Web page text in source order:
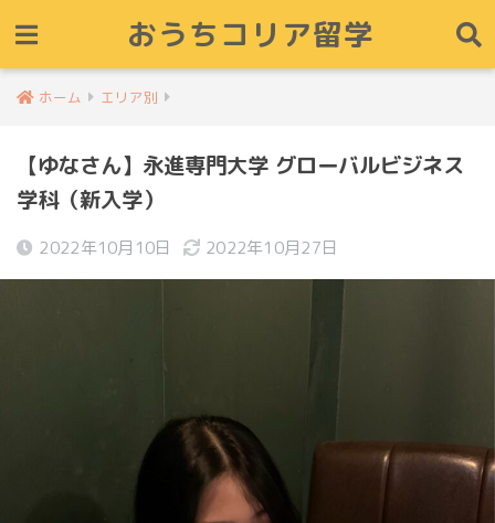
おうちコリア留学
ホーム エリア別
【ゆなさん】永進専門大学 グローバルビジネス
学科（新入学）
2022年10月10日 2022年10月27日